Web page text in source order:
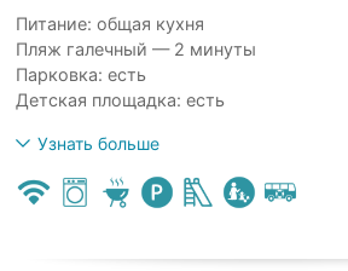
Питание: общая кухня
Пляж галечный — 2 минуты
Парковка: есть
Детская площадка: есть
Узнать больше